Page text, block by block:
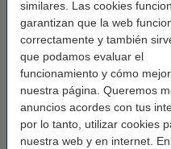
similares. Las cookies
garantizan que la web
correctamente y también
que podamos evaluar el
funcionamiento y cómo
nuestra página. Queremos
anuncios acordes con tus
por lo tanto, utilizar cookies
nuestra web y en internet.
Marca:
Uso:
Adherencia:
Medidas: 25 x
Acabado: mate